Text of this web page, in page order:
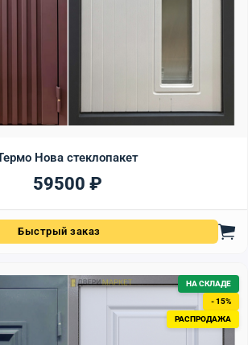
Нова стеклопакет
59500 ₽
Быстрый заказ
НА СКЛАДЕ
- 15%
РАСПРОДАЖА